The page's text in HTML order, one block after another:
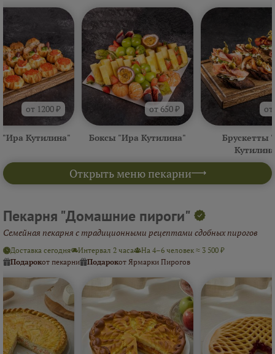
Открыть меню пекарни
от 1200 ₽
"Ира Кутилина"
от 650 ₽
Боксы "Ира Кутилина"
Брускетты
Пекарня "Домашние пироги"
Семейная пекарня с традиционными рецептами сдобных пирогов
Доставка сегодня Интервал 2 часа
На 4–6 человек ≈ 3 500 ₽
Подарокот пекарни Подарокот Ярмарки Пирогов